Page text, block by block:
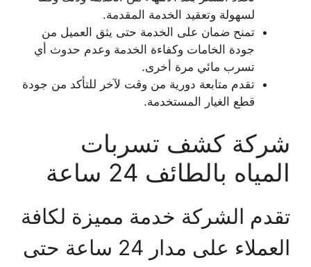
لسهولة وتعقيد الخدمة المقدمة.
تمنح ضمان على الخدمة حتى يثق العميل من
جودة الخامات وكفاءة الخدمة وعدم حدوث أي
تسرب مائي مرة أخرى.
تقدم متابعة دورية من وقت لآخر للتأكد من جودة
قطع الغيار المستخدمة.
شركة كشف تسربات
المياه بالطائف 24 ساعة
تقدم الشركة خدمة مميزة لكافة
العملاء على مدار 24 ساعة حتى